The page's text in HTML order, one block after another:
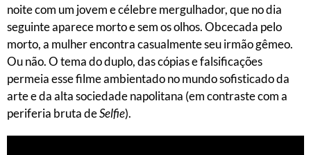
noite com um jovem e célebre mergulhador, que no dia
seguinte aparece morto e sem os olhos. Obcecada pelo
morto, a mulher encontra casualmente seu irmão gêmeo.
Ou não. O tema do duplo, das cópias e falsificações
permeia esse filme ambientado no mundo sofisticado da
arte e da alta sociedade napolitana (em contraste com a
periferia bruta deSelfie).